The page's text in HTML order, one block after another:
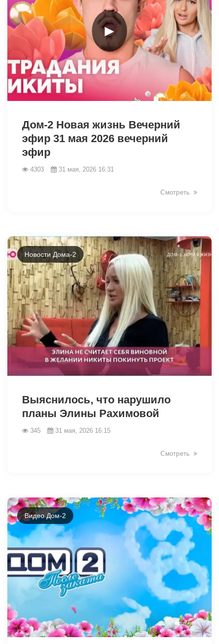
►
Дом-2 Новая жизнь Вечерний
эфир 31 мая 2026 вечерний
эфир
4303 31 мая, 2026 16:31
Смотреть
Новости Дома-2
Выяснилось, что нарушило
планы Элины Рахимовой
345 31 мая, 2026 16:15
Смотреть
Видео Дом-2